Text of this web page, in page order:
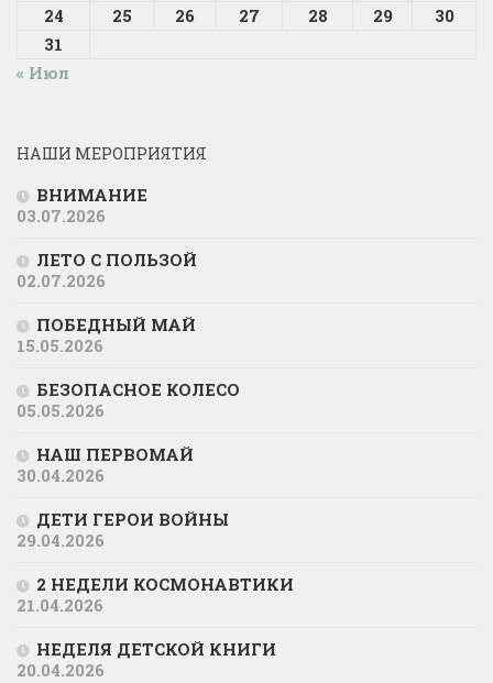
24
25 26 27 28 29
30
31
« Июл
НАШИ МЕРОПРИЯТИЯ
ВНИМАНИЕ
03.07.2026
ЛЕТО С ПОЛЬЗОЙ
02.07.2026
ПОБЕДНЫЙ МАЙ
15.05.2026
БЕЗОПАСНОЕ КОЛЕСО
05.05.2026
НАШ ПЕРВОМАЙ
30.04.2026
ДЕТИ ГЕРОИ ВОЙНЫ
29.04.2026
2 НЕДЕЛИ КОСМОНАВТИКИ
21.04.2026
НЕДЕЛЯ ДЕТСКОЙ КНИГИ
20.04.2026